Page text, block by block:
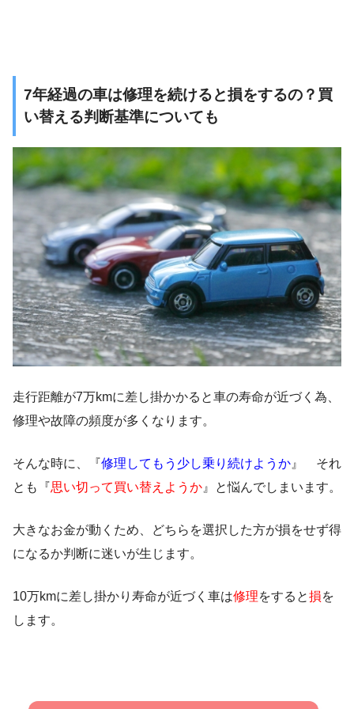
7年経過の車は修理を続けると損をするの？買
い替える判断基準についても
走行距離が7万kmに差し掛かかると車の寿命が近づく為、
修理や故障の頻度が多くなります。
そんな時に、『修理してもう少し乗り続けようか 』 それ
とも『思い切って買い替えようか 』と悩んでしまいます。
大きなお金が動くため、どちらを選択した方が損をせず得
になるか判断に迷いが生じます。
10万kmに差し掛かり寿命が近づく車は修理をすると損を
します。